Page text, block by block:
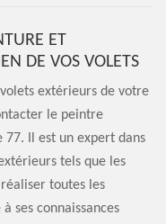
ET
DE VOS VOLETS
extérieurs de votre
le peintre
Il est un expert dans
tels que les
toutes les
ses connaissances